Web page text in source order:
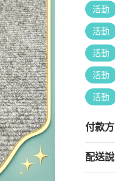
活動
活動
活動
活動
活動
付款
配送